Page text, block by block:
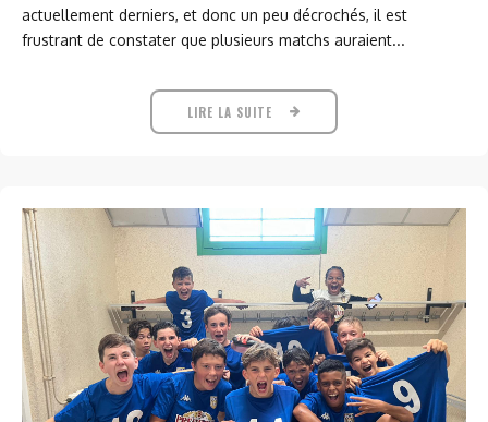
actuellement derniers, et donc un peu décrochés, il est
frustrant de constater que plusieurs matchs auraient...
LIRE LA SUITE